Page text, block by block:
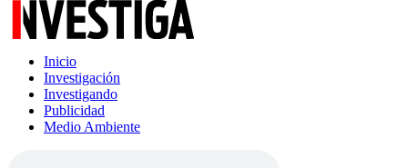
Inicio
Investigación
Investigando
Publicidad
Medio Ambiente